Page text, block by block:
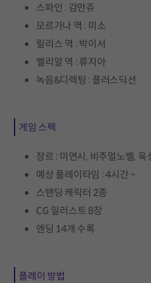
스파인 : 감만쥬
모르가나 역 : 미소
릴리스 역 : 박이서
벨리알 역 : 류지아
녹음&디렉팅 : 플러스딕션
게임 스펙
장르 : 미연시, 비주얼노벨, 육
예상 플레이타임 : 4시간 ~
스탠딩 캐릭터 2종
CG 일러스트 8장
엔딩 14개 수록
플레이 방법